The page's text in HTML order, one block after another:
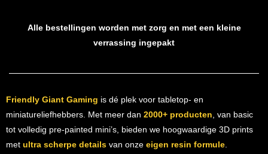
Alle bestellingen worden met zorg en met een kleine
verrassing ingepakt
Friendly Giant Gaming is dé plek voor tabletop- en
miniatureliefhebbers. Met meer dan 2000+ producten, van basic
tot volledig pre-painted mini’s, bieden we hoogwaardige 3D prints
met ultra scherpe detailsvan onze eigen resin formule.